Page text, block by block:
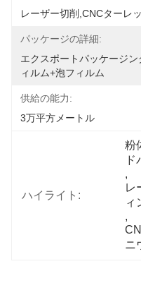
レーザー切削,CNCターレ
パッケージの詳細:
エクスポートパッケージ
ィルム+泡フィルム
供給の能力:
3万平方メートル
ハイライト:
粉
ド
,
レ
ィ
,
ニ